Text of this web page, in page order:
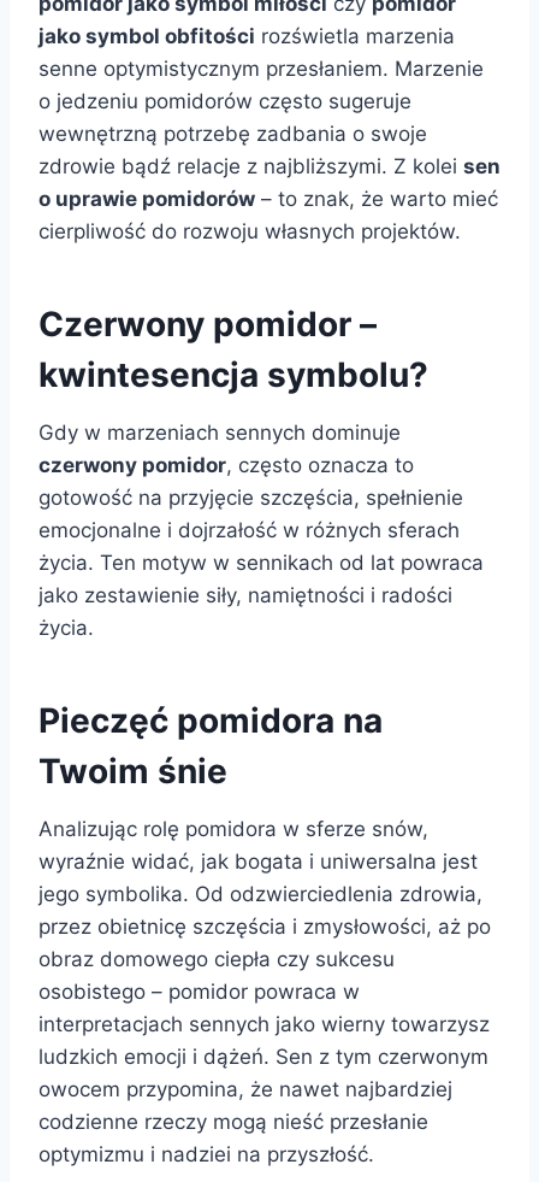
jako symbol obfitości rozświetla marzenia
senne optymistycznym przesłaniem. Marzenie
o jedzeniu pomidorów często sugeruje
wewnętrzną potrzebę zadbania o swoje
zdrowie bądź relacje z najbliższymi. Z kolei sen
o uprawie pomidorów – to znak, że warto mieć
cierpliwość do rozwoju własnych projektów.
Czerwony pomidor –
kwintesencja symbolu?
Gdy w marzeniach sennych dominuje
czerwony pomidor, często oznacza to
gotowość na przyjęcie szczęścia, spełnienie
emocjonalne i dojrzałość w różnych sferach
życia. Ten motyw w sennikach od lat powraca
jako zestawienie siły, namiętności i radości
życia.
Pieczęć pomidora na
Twoim śnie
Analizując rolę pomidora w sferze snów,
wyraźnie widać, jak bogata i uniwersalna jest
jego symbolika. Od odzwierciedlenia zdrowia,
przez obietnicę szczęścia i zmysłowości, aż po
obraz domowego ciepła czy sukcesu
osobistego – pomidor powraca w
interpretacjach sennych jako wierny towarzysz
ludzkich emocji i dążeń. Sen z tym czerwonym
owocem przypomina, że nawet najbardziej
codzienne rzeczy mogą nieść przesłanie
optymizmu i nadziei na przyszłość.